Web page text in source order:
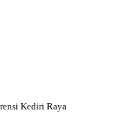
Kediri Raya